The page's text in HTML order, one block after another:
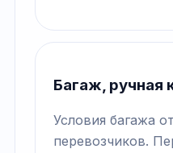
Багаж, ручная
Условия багажа
перевозчиков.